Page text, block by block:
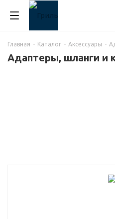
Главная - Каталог - Аксессуары -
Адаптеры, шланги и